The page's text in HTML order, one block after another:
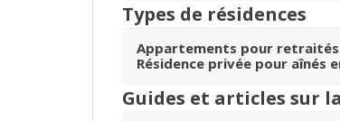
Types de résidences
Appartements pour retraités
Résidence privée pour aînés
Guides et articles sur